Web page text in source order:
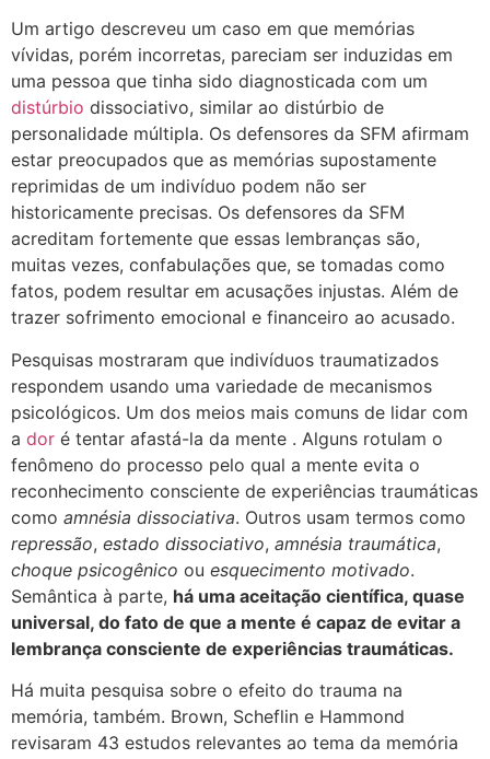
Um artigo descreveu um caso em que memórias
vívidas, porém incorretas, pareciam ser induzidas em
uma pessoa que tinha sido diagnosticada com um
distúrbio dissociativo, similar ao distúrbio de
personalidade múltipla. Os defensores da SFM afirmam
estar preocupados que as memórias supostamente
reprimidas de um indivíduo podem não ser
historicamente precisas. Os defensores da SFM
acreditam fortemente que essas lembranças são,
muitas vezes, confabulações que, se tomadas como
fatos, podem resultar em acusações injustas. Além de
trazer sofrimento emocional e financeiro ao acusado.
Pesquisas mostraram que indivíduos traumatizados
respondem usando uma variedade de mecanismos
psicológicos. Um dos meios mais comuns de lidar com
a dor é tentar afastá-la da mente . Alguns rotulam o
fenômeno do processo pelo qual a mente evita o
reconhecimento consciente de experiências traumáticas
como amnésia dissociativa. Outros usam termos como
repressão, estado dissociativo, amnésia traumática,
choque psicogênico ou esquecimento motivado.
Semântica à parte, há uma aceitação científica, quase
universal, do fato de que a mente é capaz de evitar a
lembrança consciente de experiências traumáticas.
Há muita pesquisa sobre o efeito do trauma na
memória, também. Brown, Scheflin e Hammond
revisaram 43 estudos relevantes ao tema da memória